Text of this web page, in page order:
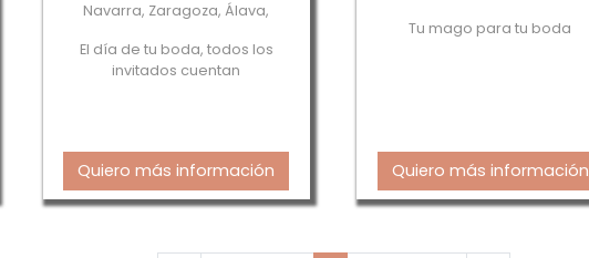
Navarra, Zaragoza, Álava,
El día de tu boda, todos los
invitados cuentan
Quiero más información
Tu mago para tu boda
Quiero más información